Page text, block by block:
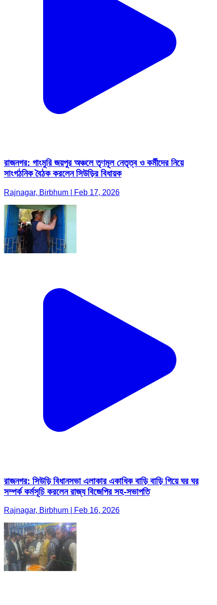
রাজনগর: গাংমুরি জয়পুর অঞ্চলে তৃণমূল নেতৃত্ব ও কর্মীদের নিয়ে
সাংগঠনিক বৈঠক করলেন সিউড়ির বিধায়ক
Rajnagar, Birbhum | Feb 17, 2026
রাজনগর: সিউড়ি বিধানসভা এলাকার একাধিক বাড়ি বাড়ি গিয়ে ঘর ঘর
সম্পর্ক কর্মসূচি করলেন রাজ্য বিজেপির সহ-সভাপতি
Rajnagar, Birbhum | Feb 16, 2026